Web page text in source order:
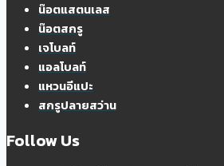
น๊อตแสตนเลส
น๊อตสกรู
เจโบลท์
แอลโบลท์
แหวนอีแปะ
สกรูปลายสว่าน
Follow Us